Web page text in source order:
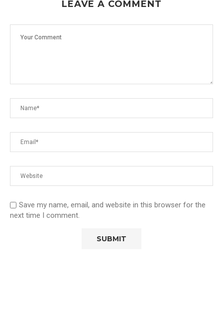
LEAVE A COMMENT
Save my name, email, and website in this browser for the
next time I comment.